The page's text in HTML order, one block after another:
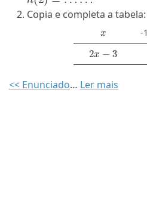
Copia e completa a tabela:
-1
2x−3
<< Enunciado… Ler mais